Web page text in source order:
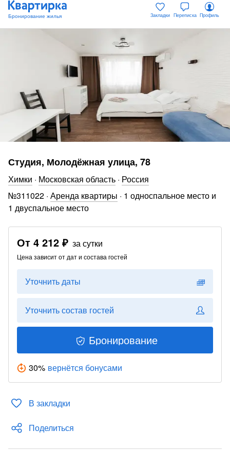
Закладки Переписка Профиль
Студия, Молодёжная улица, 78
Химки · Московская область · Россия
№311022 · Аренда квартиры · 1 односпальное место и
1 двуспальное место
От 4 212 ₽ за сутки
Цена зависит от дат и состава гостей
Уточнить даты
Уточнить состав гостей
Бронирование
30% вернётся бонусами
В закладки
Поделиться